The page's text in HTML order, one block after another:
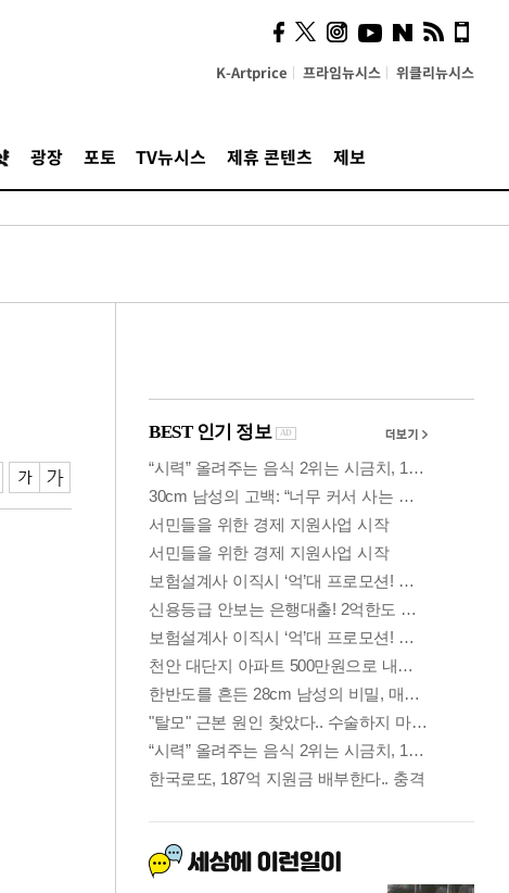
K-Artprice 프라임뉴시스 위클리뉴시스
광장 포토 TV뉴시스 제휴 콘텐츠 제보
시, 스마트폰 액세서리에
NFC 더했다